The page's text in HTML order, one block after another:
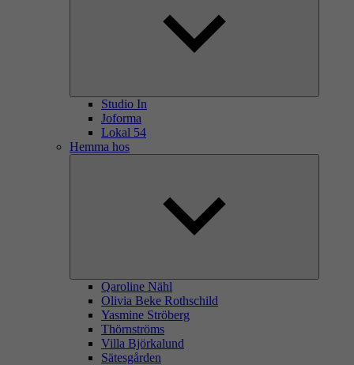
Studio In
Joforma
Lokal 54
Hemma hos
Qaroline Nähl
Olivia Beke Rothschild
Yasmine Ströberg
Thörnströms
Villa Björkalund
Sätesgården